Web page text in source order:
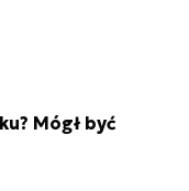
Mógł być